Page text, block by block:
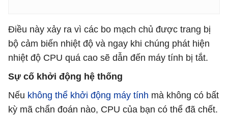
Điều này xảy ra vì các bo mạch chủ được trang bị
bộ cảm biến nhiệt độ và ngay khi chúng phát hiện
nhiệt độ CPU quá cao sẽ dẫn đến máy tính bị tắt.
Sự cố khởi động hệ thống
Nếu không thể khởi động máy tính mà không có bất
kỳ mã chẩn đoán nào, CPU của bạn có thể đã chết.